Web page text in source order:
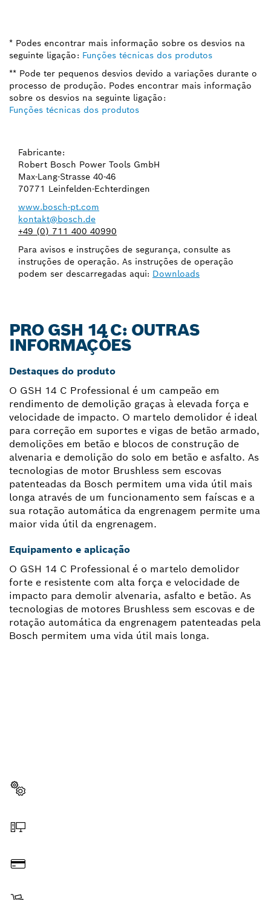
* Podes encontrar mais informação sobre os desvios na
seguinte ligação: Funções técnicas dos produtos
** Pode ter pequenos desvios devido a variações durante o
processo de produção. Podes encontrar mais informação
sobre os desvios na seguinte ligação:
Funções técnicas dos produtos
Fabricante:
Robert Bosch Power Tools GmbH
Max-Lang-Strasse 40-46
70771 Leinfelden-Echterdingen
www.bosch-pt.com
kontakt@bosch.de
+49 (0) 711 400 40990
Para avisos e instruções de segurança, consulte as
instruções de operação. As instruções de operação
podem ser descarregadas aqui: Downloads
PRO GSH 14 C: OUTRAS
INFORMAÇÕES
Destaques do produto
O GSH 14 C Professional é um campeão em
rendimento de demolição graças à elevada força e
velocidade de impacto. O martelo demolidor é ideal
para correção em suportes e vigas de betão armado,
demolições em betão e blocos de construção de
alvenaria e demolição do solo em betão e asfalto. As
tecnologias de motor Brushless sem escovas
patenteadas da Bosch permitem uma vida útil mais
longa através de um funcionamento sem faíscas e a
sua rotação automática da engrenagem permite uma
maior vida útil da engrenagem.
Equipamento e aplicação
O GSH 14 C Professional é o martelo demolidor
forte e resistente com alta força e velocidade de
impacto para demolir alvenaria, asfalto e betão. As
tecnologias de motores Brushless sem escovas e de
rotação automática da engrenagem patenteadas pela
Bosch permitem uma vida útil mais longa.